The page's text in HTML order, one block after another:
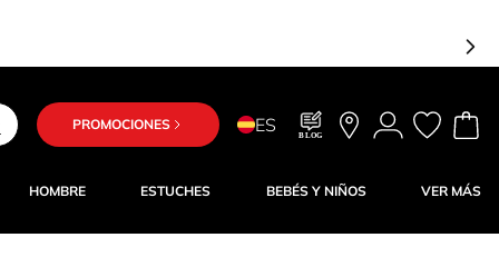
PROMOCIONES ES BLOG
HOMBRE ESTUCHES BEBÉS Y NIÑOS VER MÁS